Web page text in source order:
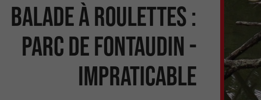
Balade à roulettes :
Parc de Fontaudin -
Impraticable